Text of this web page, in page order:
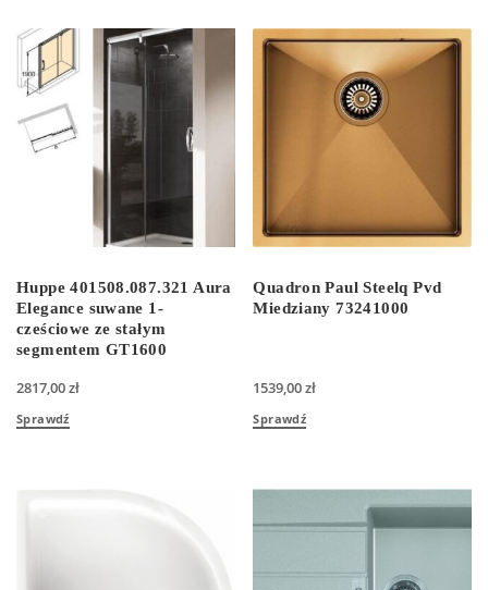
Huppe 401508.087.321 Aura
Elegance suwane 1-
cześciowe ze stałym
segmentem GT1600
2817,00zł
Sprawdź
Quadron Paul Steelq Pvd
Miedziany 73241000
1539,00zł
Sprawdź